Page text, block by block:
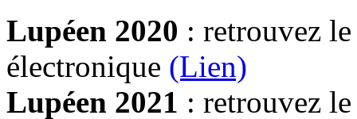
Lupéen 2020 : retrouvez
électronique (Lien)
Lupéen 2021 : retrouvez